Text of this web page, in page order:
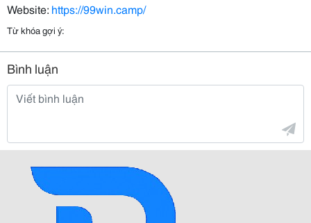
Website: https://99win.camp/
Từ khóa gợi ý:
Bình luận